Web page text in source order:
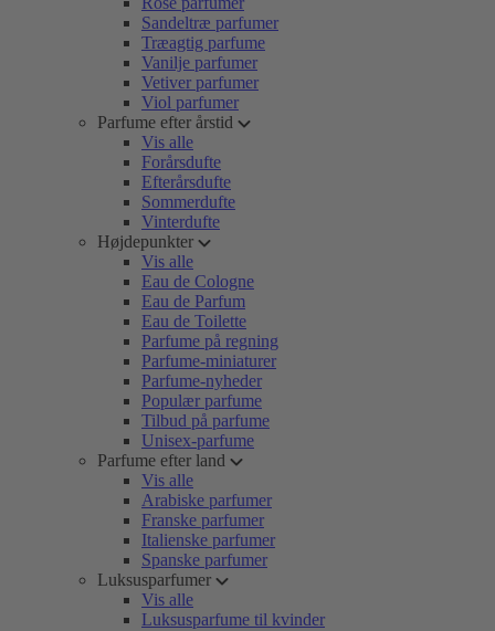
Sandeltræ parfumer
Træagtig parfume
Vanilje parfumer
Vetiver parfumer
Viol parfumer
Parfume efter årstid
Vis alle
Forårsdufte
Efterårsdufte
Sommerdufte
Vinterdufte
Højdepunkter
Vis alle
Eau de Cologne
Eau de Parfum
Eau de Toilette
Parfume på regning
Parfume-miniaturer
Parfume-nyheder
Populær parfume
Tilbud på parfume
Unisex-parfume
Parfume efter land
Vis alle
Arabiske parfumer
Franske parfumer
Italienske parfumer
Spanske parfumer
Luksusparfumer
Vis alle
Luksusparfume til kvinder